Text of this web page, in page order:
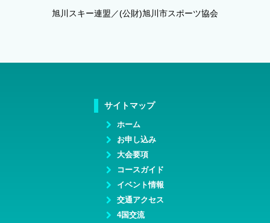
旭川スキー連盟／(公財)旭川市スポーツ協会
サイトマップ
ホーム
お申し込み
大会要項
コースガイド
イベント情報
交通アクセス
4国交流